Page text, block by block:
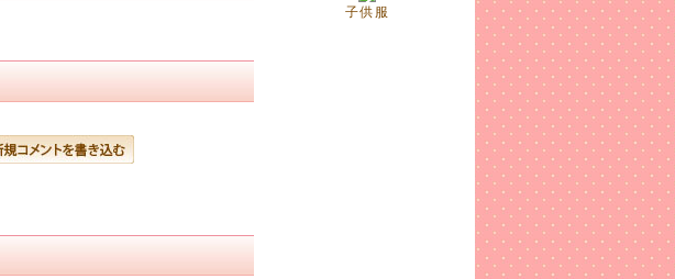
大きくなっても使えるシリーズ等ござ
子供服